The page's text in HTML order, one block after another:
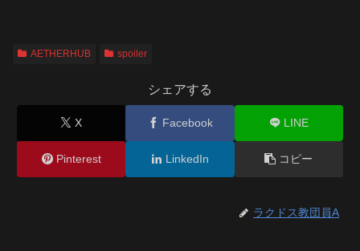
AETHERHUB spoiler
シェアする
X Facebook LINE
Pinterest LinkedIn コピー
ラクドス教団員A